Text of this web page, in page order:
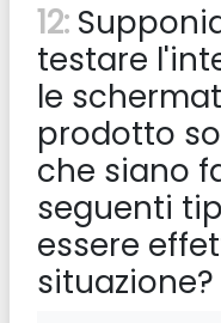
12:
testare
le
prodotto
che siano
seguenti
essere
situazione?